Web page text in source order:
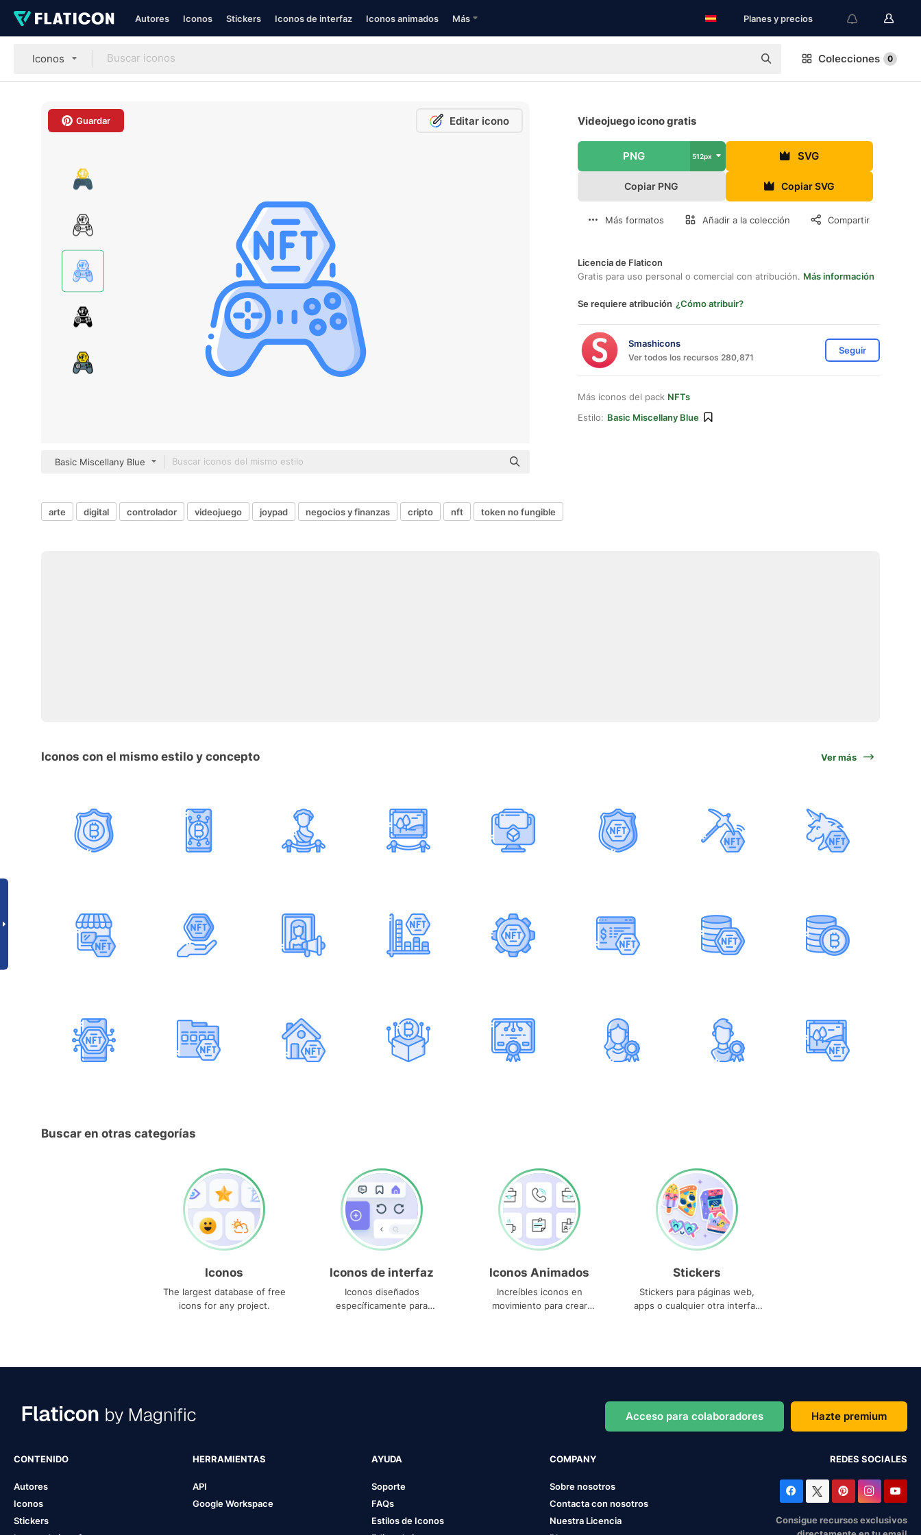
Autores Iconos Stickers Iconos de interfaz Iconos animados Más Planes y precios
Iconos Colecciones 0
Guardar Editar icono
Basic Miscellany Blue
Videojuego icono gratis
PNG 512px SVG
Copiar PNG Copiar SVG
Más formatos Añadir a la colección Compartir
Licencia de Flaticon
Gratis para uso personal o comercial con atribución. Más información
Se requiere atribución ¿Cómo atribuir?
Smashicons
Ver todos los recursos 280,871
Seguir
Más iconos del pack NFTs
Estilo: Basic Miscellany Blue
arte digital controlador videojuego joypad negocios y finanzas cripto nft token no fungible
Iconos con el mismo estilo y concepto Ver más
Buscar en otras categorías
Iconos
The largest database of free
icons for any project.
Iconos de interfaz
Iconos diseñados
específicamente para
Iconos Animados
Increíbles iconos en
movimiento para crear
Stickers
Stickers para páginas web,
apps o cualquier otra interfaz
Acceso para colaboradores Hazte premium
CONTENIDO
Autores
Iconos
Stickers
HERRAMIENTAS
API
Google Workspace
AYUDA
Soporte
FAQs
Estilos de Iconos
COMPANY
Sobre nosotros
Contacta con nosotros
Nuestra Licencia
REDES SOCIALES
Consigue recursos exclusivos